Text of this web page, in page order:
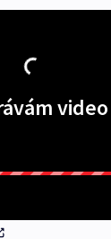
video